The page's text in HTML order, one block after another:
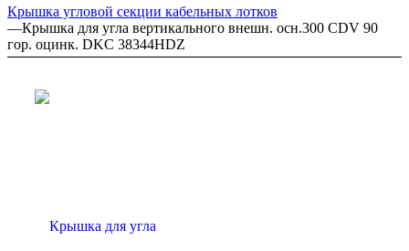
Крышка угловой секции кабельных лотков
—Крышка для угла вертикального внешн. осн.300 CDV 90
гор. оцинк. DKC 38344HDZ